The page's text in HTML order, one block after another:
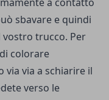
sbavare e quindi
trucco. Per
colorare
via via a schiarire il
verso le